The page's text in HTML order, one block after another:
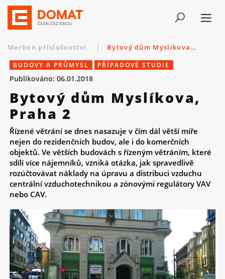
Merbon příslušenství | Bytový dům Myslíkova, Praha 2
BUDOVY A PRŮMYSL PŘÍPADOVÉ STUDIE
Publikováno: 06.01.2018
Bytový dům Myslíkova,
Praha 2
Řízené větrání se dnes nasazuje v čím dál větší míře
nejen do rezidenčních budov, ale i do komerčních
objektů. Ve větších budovách s řízeným větráním, které
sdílí více nájemníků, vzniká otázka, jak spravedlivě
rozúčtovávat náklady na úpravu a distribuci vzduchu
centrální vzduchotechnikou a zónovými regulátory VAV
nebo CAV.